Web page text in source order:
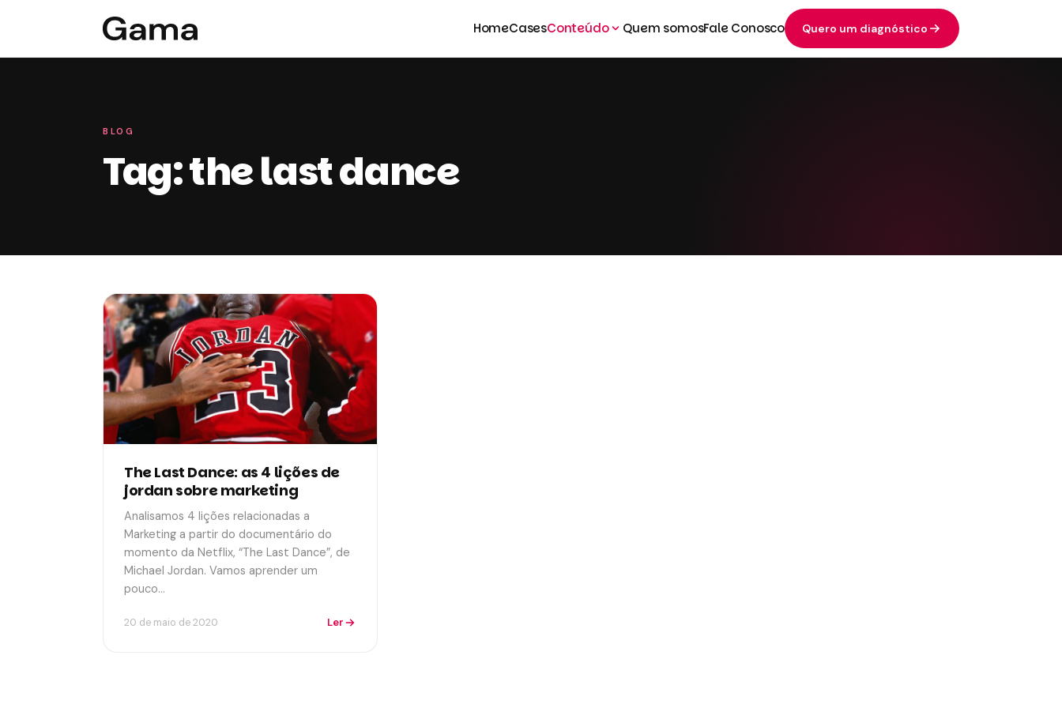
HomeCasesConteúdo Quem somosFale Conosco Quero um diagnóstico
BLOG
Tag: the last dance
The Last Dance: as 4 lições de
jordan sobre marketing
Analisamos 4 lições relacionadas a
Marketing a partir do documentário do
momento da Netflix, “The Last Dance”, de
Michael Jordan. Vamos aprender um
pouco…
20 de maio de 2020 Ler